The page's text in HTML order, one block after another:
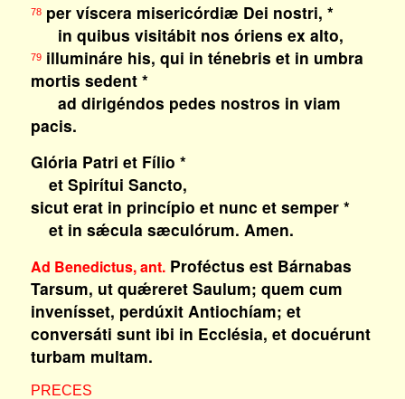
78per víscera misericórdiæ Dei nostri, *
in quibus visitábit nos óriens ex alto,
79illumináre his, qui in ténebris et in umbra
mortis sedent *
ad dirigéndos pedes nostros in viam
pacis.
Glória Patri et Fílio *
et Spirítui Sancto,
sicut erat in princípio et nunc et semper *
et in sǽcula sæculórum. Amen.
Ad Benedictus, ant. Proféctus est Bárnabas
Tarsum, ut quǽreret Saulum; quem cum
invenísset, perdúxit Antiochíam; et
conversáti sunt ibi in Ecclésia, et docuérunt
turbam multam.
PRECES